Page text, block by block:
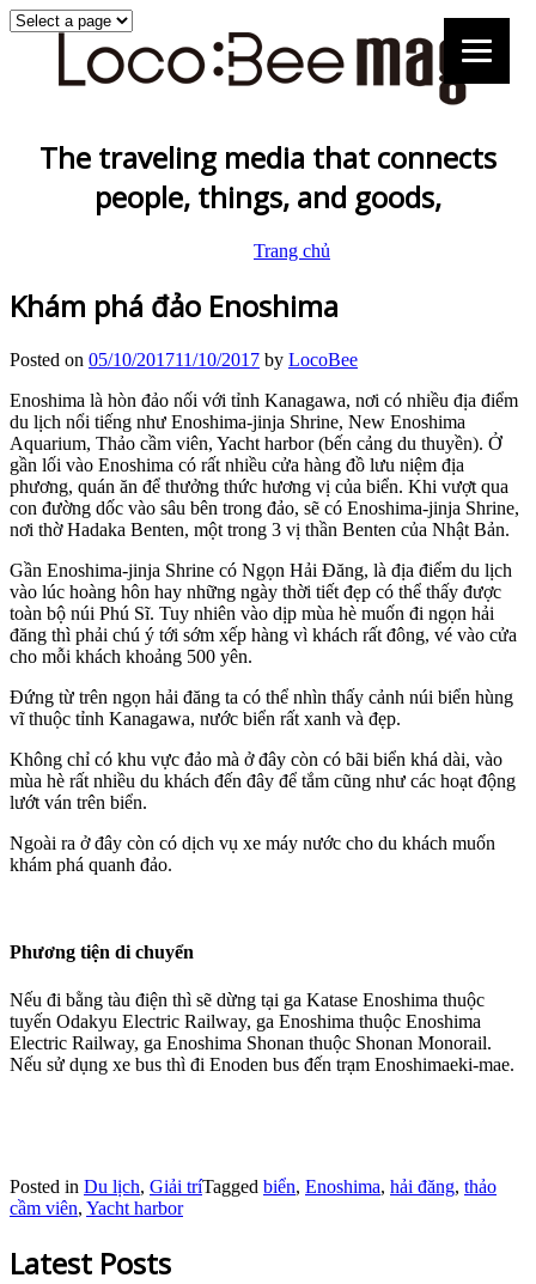
The traveling media that connects
people, things, and goods,
Trang chủ
Khám phá đảo Enoshima
Posted on 05/10/201711/10/2017 by LocoBee
Enoshima là hòn đảo nối với tỉnh Kanagawa, nơi có nhiều địa điểm
du lịch nổi tiếng như Enoshima-jinja Shrine, New Enoshima
Aquarium, Thảo cầm viên, Yacht harbor (bến cảng du thuyền). Ở
gần lối vào Enoshima có rất nhiều cửa hàng đồ lưu niệm địa
phương, quán ăn để thưởng thức hương vị của biển. Khi vượt qua
con đường dốc vào sâu bên trong đảo, sẽ có Enoshima-jinja Shrine,
nơi thờ Hadaka Benten, một trong 3 vị thần Benten của Nhật Bản.
Gần Enoshima-jinja Shrine có Ngọn Hải Đăng, là địa điểm du lịch
vào lúc hoàng hôn hay những ngày thời tiết đẹp có thể thấy được
toàn bộ núi Phú Sĩ. Tuy nhiên vào dịp mùa hè muốn đi ngọn hải
đăng thì phải chú ý tới sớm xếp hàng vì khách rất đông, vé vào cửa
cho mỗi khách khoảng 500 yên.
Đứng từ trên ngọn hải đăng ta có thể nhìn thấy cảnh núi biển hùng
vĩ thuộc tỉnh Kanagawa, nước biển rất xanh và đẹp.
Không chỉ có khu vực đảo mà ở đây còn có bãi biển khá dài, vào
mùa hè rất nhiều du khách đến đây để tắm cũng như các hoạt động
lướt ván trên biển.
Ngoài ra ở đây còn có dịch vụ xe máy nước cho du khách muốn
khám phá quanh đảo.
Phương tiện di chuyển
Nếu đi bằng tàu điện thì sẽ dừng tại ga Katase Enoshima thuộc
tuyến Odakyu Electric Railway, ga Enoshima thuộc Enoshima
Electric Railway, ga Enoshima Shonan thuộc Shonan Monorail.
Nếu sử dụng xe bus thì đi Enoden bus đến trạm Enoshimaeki-mae.
Posted in Du lịch, Giải tríTagged biển, Enoshima, hải đăng, thảo
cầm viên, Yacht harbor
Latest Posts